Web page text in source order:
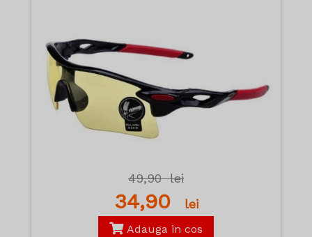
49,90lei
34,90 lei
Adauga in cos